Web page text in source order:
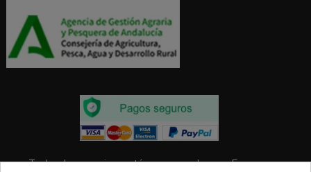
Todos los precios estás expresados en Euros e